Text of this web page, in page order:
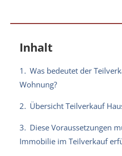
Inhalt
1. Was bedeutet der
Wohnung?
2. Übersicht Teilverkauf
3. Diese Voraussetzungen
Immobilie im Teilverkauf